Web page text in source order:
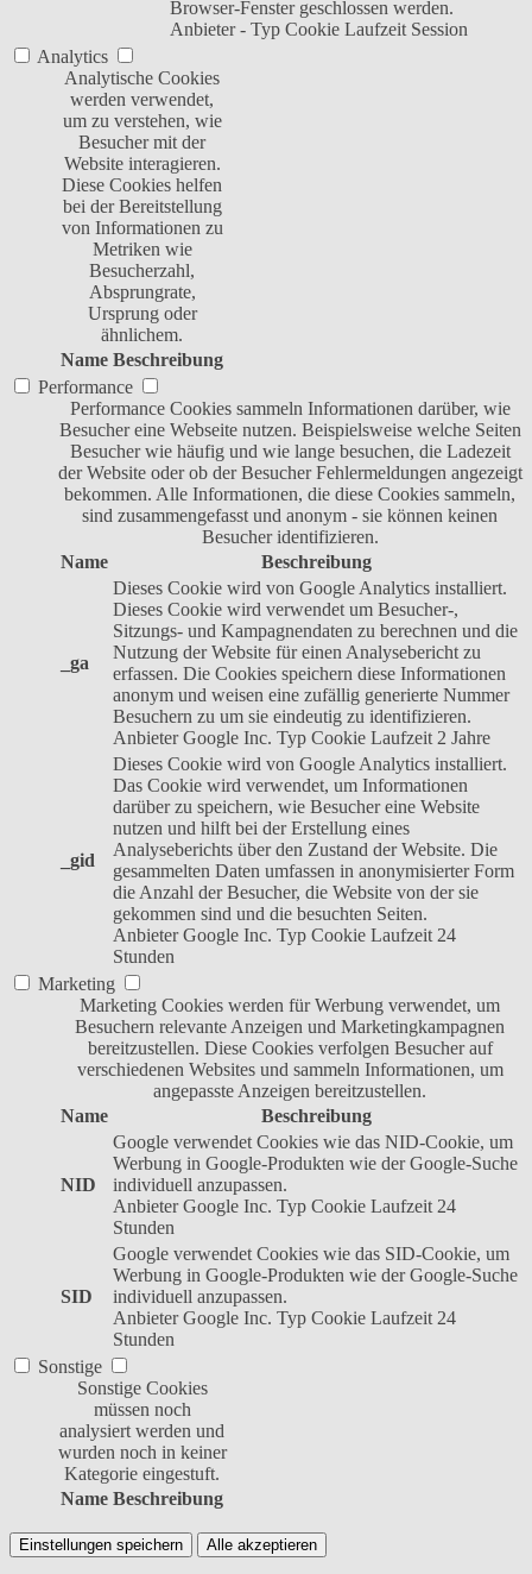
Browser-Fenster geschlossen werden.
Anbieter - Typ Cookie Laufzeit Session
Analytics
Analytische Cookies
werden verwendet,
um zu verstehen, wie
Besucher mit der
Website interagieren.
Diese Cookies helfen
bei der Bereitstellung
von Informationen zu
Metriken wie
Besucherzahl,
Absprungrate,
Ursprung oder
ähnlichem.
Name Beschreibung
Performance
Performance Cookies sammeln Informationen darüber, wie
Besucher eine Webseite nutzen. Beispielsweise welche Seiten
Besucher wie häufig und wie lange besuchen, die Ladezeit
der Website oder ob der Besucher Fehlermeldungen angezeigt
bekommen. Alle Informationen, die diese Cookies sammeln,
sind zusammengefasst und anonym - sie können keinen
Besucher identifizieren.
Name
Beschreibung
_ga
Dieses Cookie wird von Google Analytics installiert.
Dieses Cookie wird verwendet um Besucher-,
Sitzungs- und Kampagnendaten zu berechnen und die
Nutzung der Website für einen Analysebericht zu
erfassen. Die Cookies speichern diese Informationen
anonym und weisen eine zufällig generierte Nummer
Besuchern zu um sie eindeutig zu identifizieren.
Anbieter Google Inc. Typ Cookie Laufzeit 2 Jahre
_gid
Dieses Cookie wird von Google Analytics installiert.
Das Cookie wird verwendet, um Informationen
darüber zu speichern, wie Besucher eine Website
nutzen und hilft bei der Erstellung eines
Analyseberichts über den Zustand der Website. Die
gesammelten Daten umfassen in anonymisierter Form
die Anzahl der Besucher, die Website von der sie
gekommen sind und die besuchten Seiten.
Anbieter Google Inc. Typ Cookie Laufzeit 24
Stunden
Marketing
Marketing Cookies werden für Werbung verwendet, um
Besuchern relevante Anzeigen und Marketingkampagnen
bereitzustellen. Diese Cookies verfolgen Besucher auf
verschiedenen Websites und sammeln Informationen, um
angepasste Anzeigen bereitzustellen.
Name
Beschreibung
NID
Google verwendet Cookies wie das NID-Cookie, um
Werbung in Google-Produkten wie der Google-Suche
individuell anzupassen.
Anbieter Google Inc. Typ Cookie Laufzeit 24
Stunden
SID
Google verwendet Cookies wie das SID-Cookie, um
Werbung in Google-Produkten wie der Google-Suche
individuell anzupassen.
Anbieter Google Inc. Typ Cookie Laufzeit 24
Stunden
Sonstige
Sonstige Cookies
müssen noch
analysiert werden und
wurden noch in keiner
Kategorie eingestuft.
Name Beschreibung
Einstellungen speichern Alle akzeptieren